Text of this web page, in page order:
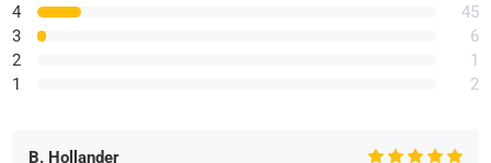
4
3
2
1
45
6
1
2
B. Hollander